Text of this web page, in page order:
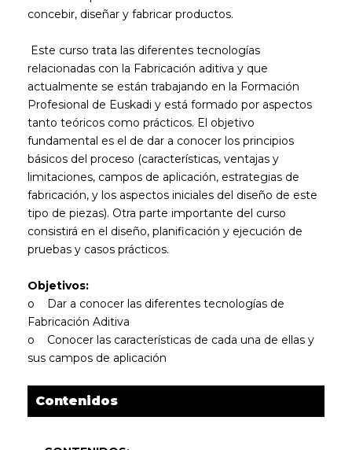
concebir, diseñar y fabricar productos.
Este curso trata las diferentes tecnologías
relacionadas con la Fabricación aditiva y que
actualmente se están trabajando en la Formación
Profesional de Euskadi y está formado por aspectos
tanto teóricos como prácticos. El objetivo
fundamental es el de dar a conocer los principios
básicos del proceso (características, ventajas y
limitaciones, campos de aplicación, estrategias de
fabricación, y los aspectos iniciales del diseño de este
tipo de piezas). Otra parte importante del curso
consistirá en el diseño, planificación y ejecución de
pruebas y casos prácticos.
Objetivos:
o Dar a conocer las diferentes tecnologías de
Fabricación Aditiva
o Conocer las características de cada una de ellas y
sus campos de aplicación
Contenidos